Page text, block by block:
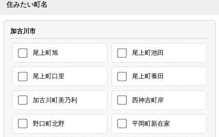
住みたい町名
加古川市
尾上町旭 尾上町池田
尾上町口里 尾上町養田
加古川町美乃利 西神吉町岸
野口町北野 平岡町新在家